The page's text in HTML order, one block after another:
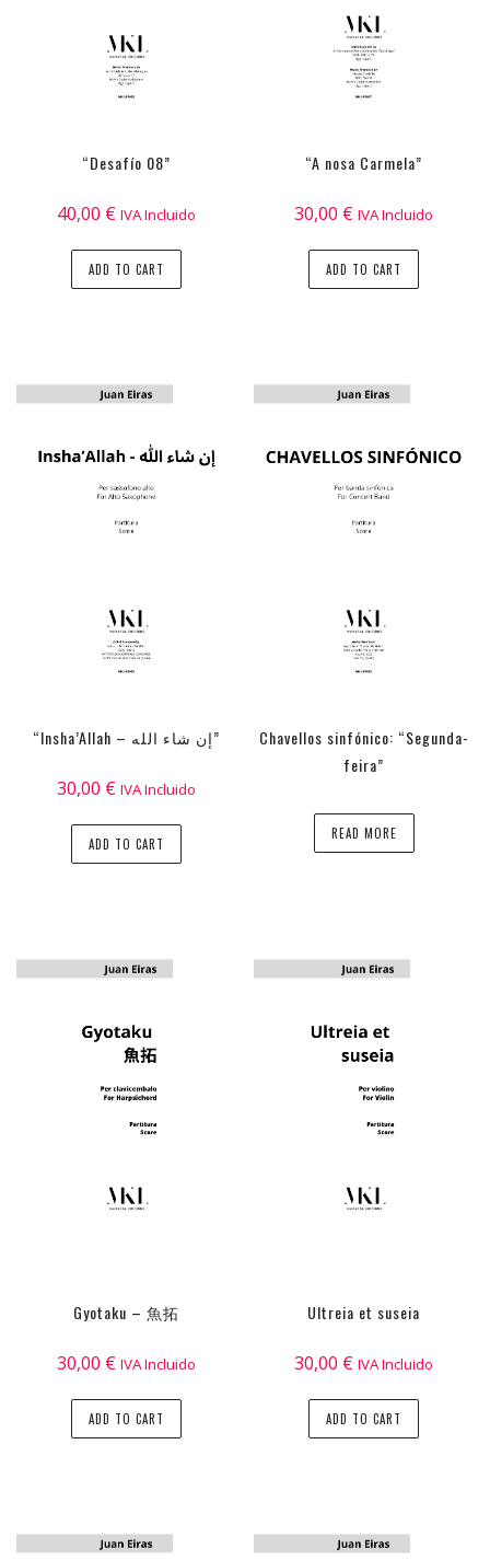
“Desafío 08”
40,00 € IVA Incluido
ADD TO CART
“A nosa Carmela”
30,00 € IVA Incluido
ADD TO CART
“Insha’Allah – إن شاء الله”
30,00 € IVA Incluido
ADD TO CART
Chavellos sinfónico: “Segunda-
feira”
READ MORE
Gyotaku – 魚拓
30,00 € IVA Incluido
ADD TO CART
Ultreia et suseia
30,00 € IVA Incluido
ADD TO CART